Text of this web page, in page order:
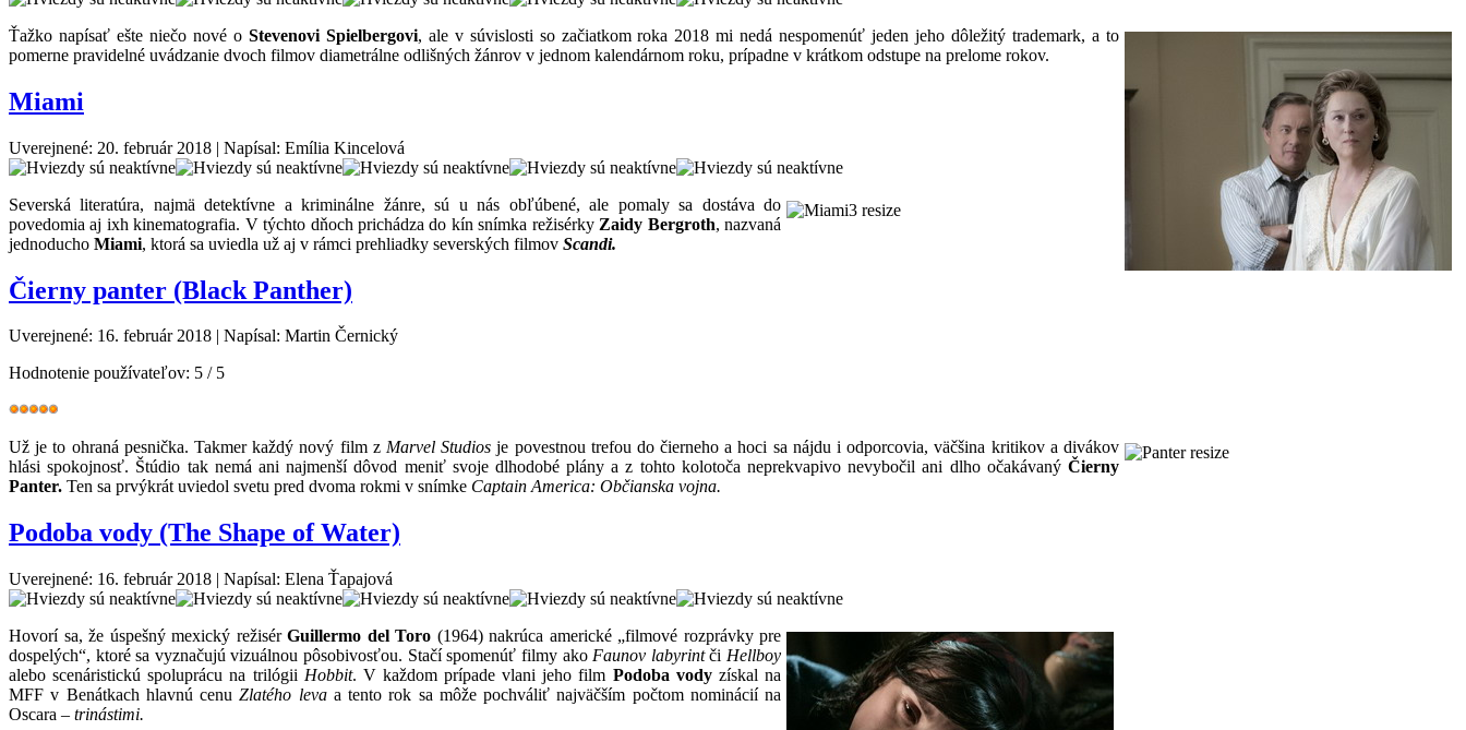
Ťažko napísať ešte niečo nové oStevenovi Spielbergovi, ale v súvislosti so začiatkom roka 2018 mi nedá nespomenúť jeden jeho dôležitý trademark, a to
pomerne pravidelné uvádzanie dvoch filmov diametrálne odlišných žánrov v jednom kalendárnom roku, prípadne v krátkom odstupe na prelome rokov.
Miami
Uverejnené: 20. február 2018 | Napísal: Emília Kincelová
Severská literatúra, najmä detektívne a kriminálne žánre, sú u nás obľúbené, ale pomaly sa dostáva do
povedomia aj ixh kinematografia. V týchto dňoch prichádza do kín snímka režisérky Zaidy Bergroth, nazvaná
jednoducho Miami, ktorá sa uviedla už aj v rámci prehliadky severských filmov Scandi.
Čierny panter (Black Panther)
Uverejnené: 16. február 2018 | Napísal: Martin Černický
Hodnotenie používateľov: 5 / 5
Už je to ohraná pesnička. Takmer každý nový film z Marvel Studios je povestnou trefou do čierneho a hoci sa nájdu i odporcovia, väčšina kritikov a divákov
hlási spokojnosť. Štúdio tak nemá ani najmenší dôvod meniť svoje dlhodobé plány a z tohto kolotoča neprekvapivo nevybočil ani dlho očakávaný Čierny
Panter. Ten sa prvýkrát uviedol svetu pred dvoma rokmi v snímke Captain America: Občianska vojna.
Podoba vody (The Shape of Water)
Uverejnené: 16. február 2018 | Napísal: Elena Ťapajová
Hovorí sa, že úspešný mexický režisér Guillermo del Toro (1964) nakrúca americké „filmové rozprávky pre
dospelých“, ktoré sa vyznačujú vizuálnou pôsobivosťou. Stačí spomenúť filmy ako Faunov labyrintči Hellboy
alebo scenáristickú spoluprácu na trilógii Hobbit. V každom prípade vlani jeho film Podoba vodyzískal na
MFF v Benátkach hlavnú cenuZlatého levaa tento rok sa môže pochváliť najväčším počtom nominácií na
Oscara – trinástimi.